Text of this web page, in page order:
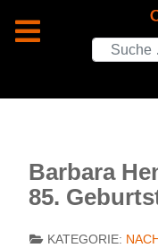
Suchen
Barbara
85.
KATEGORIE: